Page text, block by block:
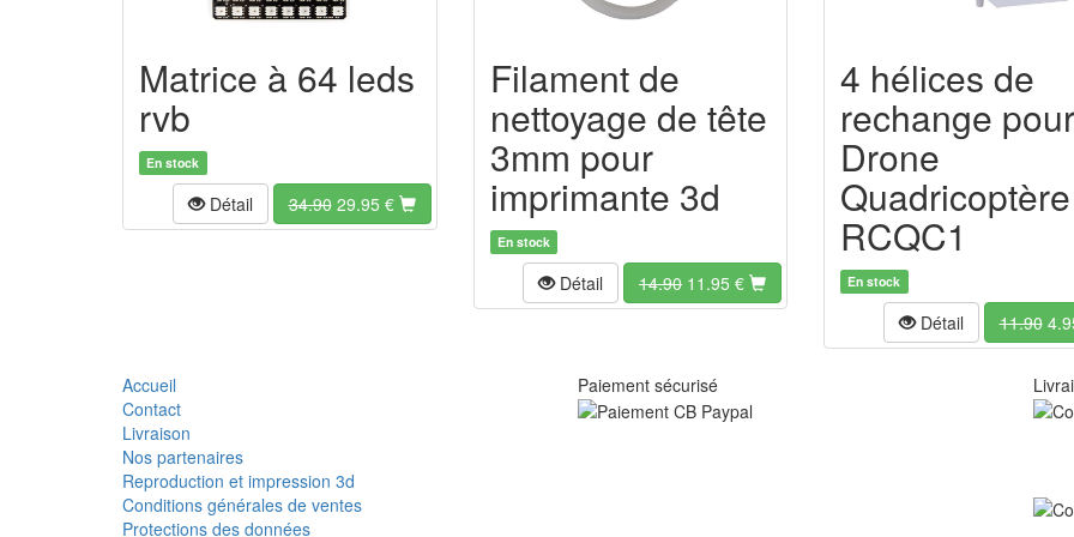
Matrice à 64 leds
rvb
En stock
Détail 34.90 29.95 €
Filament de
nettoyage de tête
3mm pour
imprimante 3d
En stock
Détail 14.90 11.95 €
4 hélices de
rechange pour
Drone
Quadricoptère
RCQC1
En stock
Détail 11.90
Accueil
Contact
Livraison
Nos partenaires
Reproduction et impression 3d
Conditions générales de ventes
Protections des données
Paiement sécurisé